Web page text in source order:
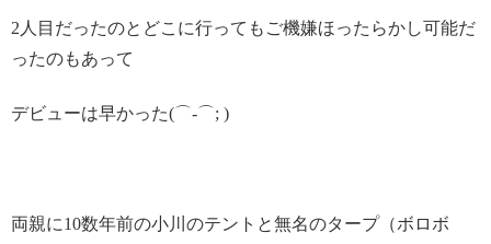
2人目だったのとどこに行ってもご機嫌ほったらかし可能だ
ったのもあって
デビューは早かった(⌒-⌒; )
両親に10数年前の小川のテントと無名のタープ（ボロボ